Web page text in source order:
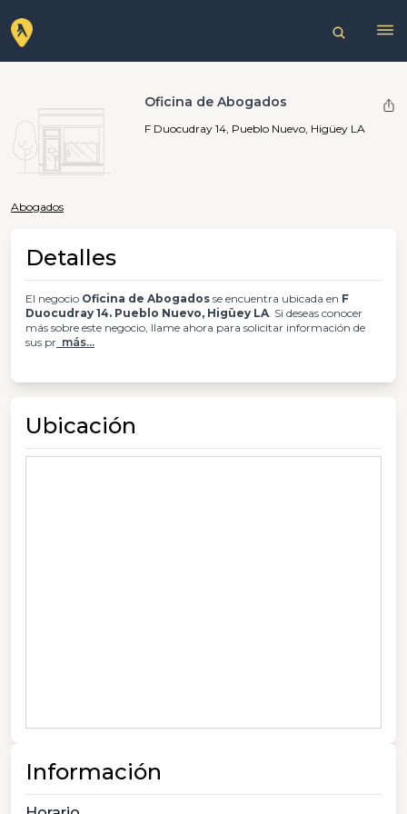
Oficina de Abogados
F Duocudray 14, Pueblo Nuevo, Higüey LA
Abogados
Detalles
El negocio Oficina de Abogados se encuentra ubicada en F
Duocudray 14. Pueblo Nuevo, Higüey LA. Si deseas conocer
más sobre este negocio, llame ahora para solicitar información de
sus pr más...
Ubicación
Información